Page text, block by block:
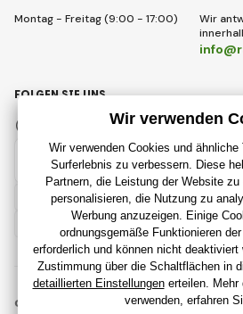
Montag - Freitag (9:00 - 17:00)
Wir
Deutsch
FOLGEN SIE UNS
Instagram
© 2018 - 2026 RajSpielzeug.de, Alle Rechte